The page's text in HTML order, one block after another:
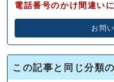
電話番号のかけ間違い
お問
この記事と同じ分類